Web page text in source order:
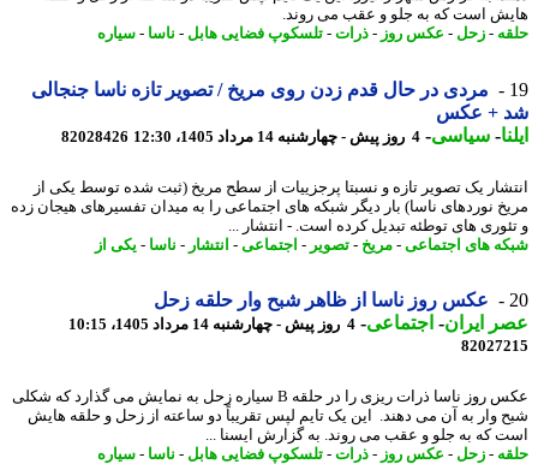
است که به جلو و عقب می روند.
-زحل -عکس روز- ذرات- تلسکوپ فضایی هابل-ناسا -سیاره
مردی در حال قدم زدن روی مریخ / تصویر تازه ناسا جنجالی
+ عکس
-سیاسی-4 روز پیش - چهارشنبه 14 مرداد 1405، 12:30 82028426
یک تصویر تازه و نسبتا پرجزییات از سطح مریخ (ثبت شده توسط یکی از
نوردهای ناسا) بار دیگر شبکه های اجتماعی را به میدان تفسیرهای هیجان زده
های توطئه تبدیل کرده است. - انتشار ...
های اجتماعی-مریخ- تصویر-اجتماعی-انتشار-ناسا -یکی از
عکس روز ناسا از ظاهر شبح وار حلقه زحل
ایران- اجتماعی-4 روز پیش - چهارشنبه 14 مرداد 1405، 10:15
عکس روز ناسا ذرات ریزی را در حلقه B سیاره زحل به نمایش می گذارد که شکلی
وار به آن می دهند. این یک تایم لپس تقریباً دو ساعته از زحل و حلقه هایش
که به جلو و عقب می روند. به گزارش ایسنا ...
-زحل -عکس روز- ذرات- تلسکوپ فضایی هابل-ناسا -سیاره